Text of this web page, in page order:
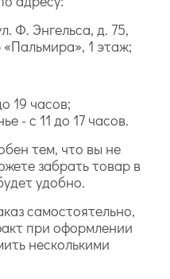
Ф. Энгельса, д. 75,
1 этаж;
19 часов;
- с 11 до 17 часов.
тем, что вы не
забрать товар в
удобно.
самостоятельно,
при оформлении
несколькими